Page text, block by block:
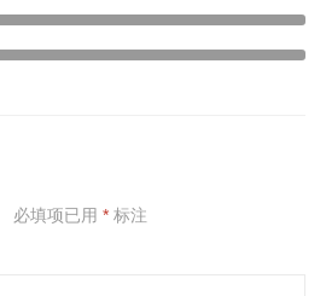
必填项已用 *标注